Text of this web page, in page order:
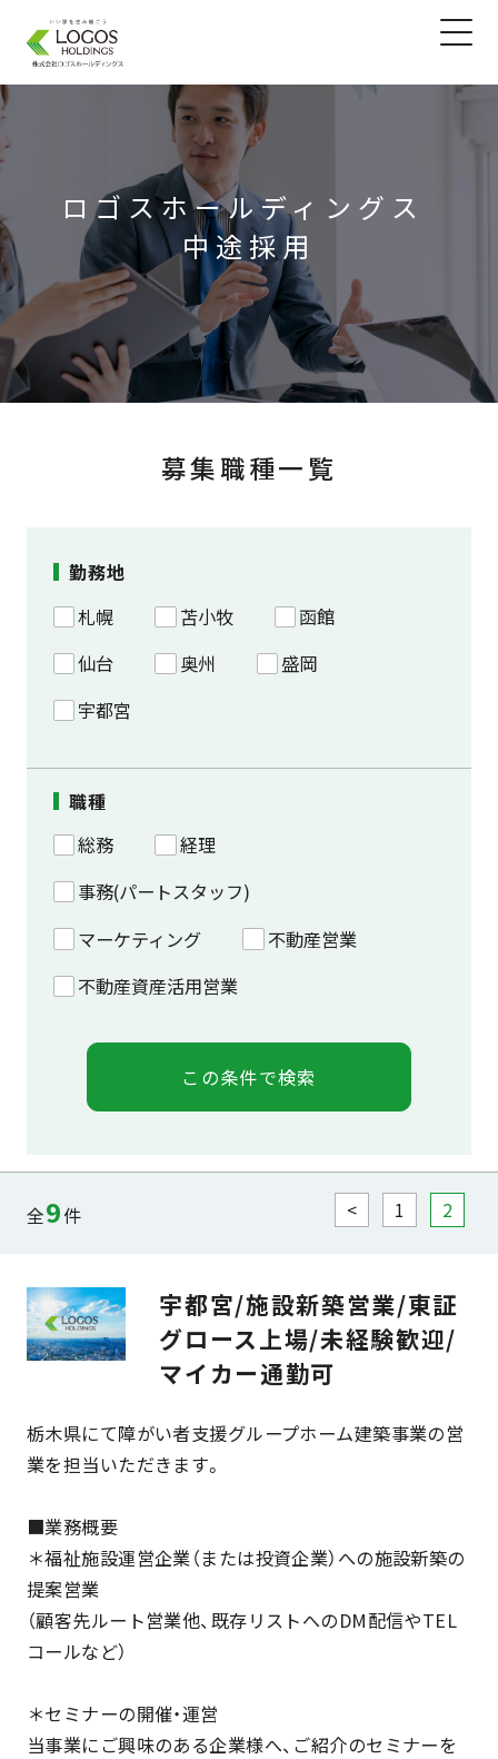
ロゴスホールディングス
中途採用
募集職種一覧
勤務地
札幌
苫小牧
函館
仙台
奥州
盛岡
宇都宮
職種
総務
経理
事務(パートスタッフ)
マーケティング
不動産営業
不動産資産活用営業
全9件 < 1 2
宇都宮/施設新築営業/東証
グロース上場/未経験歓迎/
マイカー通勤可
栃木県にて障がい者支援グループホーム建築事業の営
業を担当いただきます。
■業務概要
＊福祉施設運営企業（または投資企業）への施設新築の
提案営業
（顧客先ルート営業他、既存リストへのDM配信やTEL
コールなど）
＊セミナーの開催・運営
当事業にご興味のある企業様へ、ご紹介のセミナーを